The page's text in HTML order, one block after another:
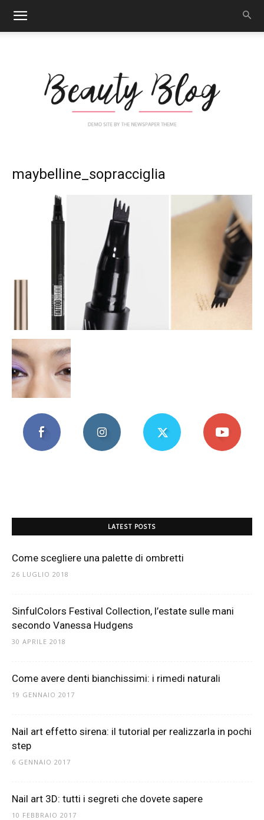
Nail
maybelline_sopracciglia
LATEST POSTS
Come scegliere una palette di ombretti
26 LUGLIO 2018
SinfulColors Festival Collection, l’estate sulle mani
secondo Vanessa Hudgens
30 APRILE 2018
Come avere denti bianchissimi: i rimedi naturali
19 GENNAIO 2017
Nail art effetto sirena: il tutorial per realizzarla in pochi
step
6 GENNAIO 2017
Nail art 3D: tutti i segreti che dovete sapere
10 FEBBRAIO 2017